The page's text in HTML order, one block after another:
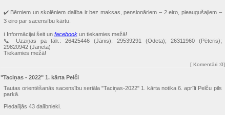
✔️ Bērniem un skolēniem dalība ir bez maksas, pensionāriem – 2 eiro, pieaugušajiem –
3 eiro par sacensību kārtu.
ℹ️ Informācijai šeit un facebookun tiekamies mežā!
📞 Uzziņas pa tālr.: 26425446 (Jānis); 29539291 (Odeta); 26311960 (Pēteris);
29820942 (Janeta)
Tiekamies mežā!
[ Komentāri:0]
"Taciņas - 2022" 1. kārta Pelči
Tautas orientēšanās sacensību seriāla "Taciņas-2022" 1. kārta notika 6. aprīlī Pelču pils
parkā.
Piedalījās 43 dalībnieki.